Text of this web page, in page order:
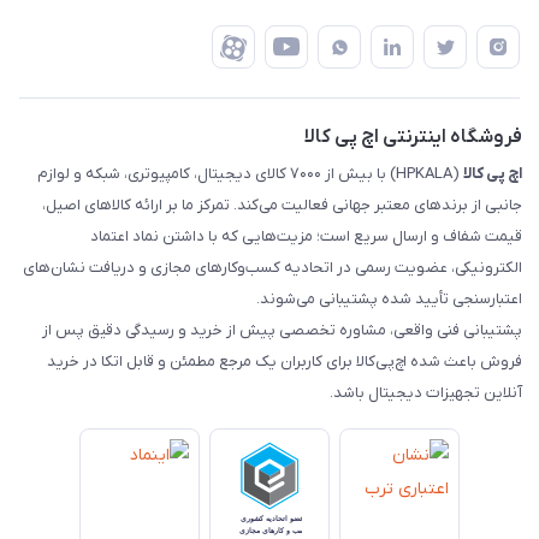
ضمانت اصالت کالا
رهگیری مرسولات چاپار
رهگیری مرسولات ماهکس
درباره ما
تماس با ما
فروشگاه اینترنتی اچ پی کالا
اچ‌ پی‌ کالا
(HPKALA) با بیش از ۷۰۰۰ کالای دیجیتال، کامپیوتری، شبکه و لوازم
جانبی از برندهای معتبر جهانی فعالیت می‌کند. تمرکز ما بر ارائه کالاهای اصیل،
قیمت شفاف و ارسال سریع است؛ مزیت‌هایی که با داشتن نماد اعتماد
الکترونیکی، عضویت رسمی در اتحادیه کسب‌وکارهای مجازی و دریافت نشان‌های
اعتبارسنجی تأیید شده پشتیبانی می‌شوند.
پشتیبانی فنی واقعی، مشاوره تخصصی پیش از خرید و رسیدگی دقیق پس از
فروش باعث شده اچ‌پی‌کالا برای کاربران یک مرجع مطمئن و قابل اتکا در خرید
آنلاین تجهیزات دیجیتال باشد.